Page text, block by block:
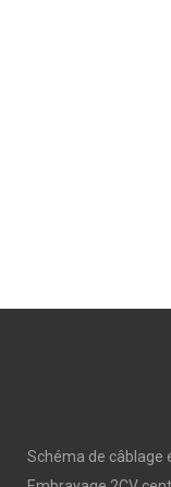
Schéma de câblage